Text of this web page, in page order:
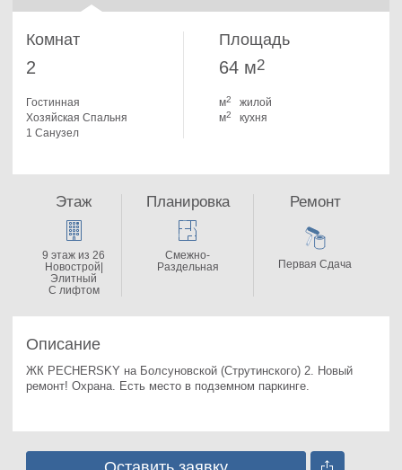
Комнат
2
Гостинная
Хозяйская Спальня
1 Санузел
Площадь
64 м2
м2
жилой
м2 кухня
Описание
ЖК PECHERSKY на Болсуновской (Струтинского) 2. Новый
ремонт! Охрана. Есть место в подземном паркинге.
Этаж
9 этаж из 26
Новострой|
Элитный
С лифтом
Планировка
Смежно-
Раздельная
Ремонт
Первая Сдача